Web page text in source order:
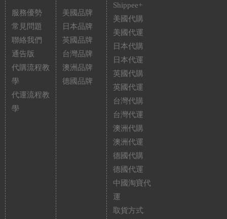
服務優勢
常見問題
聯絡我們
通告版
代購流程教
學
代運流程教
學
美國品牌
日本品牌
英國品牌
台灣品牌
澳洲品牌
德國品牌
Shippee+
美國代購
美國代運
日本代購
日本代運
英國代購
英國代運
台灣代購
台灣代運
澳洲代購
澳洲代運
德國代購
德國代運
中國淘寶代
運
取貨方式